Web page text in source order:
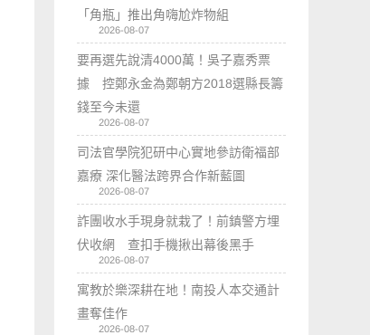
「角瓶」推出角嗨尬炸物組
2026-08-07
要再選先說清4000萬！吳子嘉秀票
據 控鄭永金為鄭朝方2018選縣長籌
錢至今未還
2026-08-07
司法官學院犯研中心實地參訪衛福部
嘉療 深化醫法跨界合作新藍圖
2026-08-07
詐團收水手現身就栽了！前鎮警方埋
伏收網 查扣手機揪出幕後黑手
2026-08-07
寓教於樂深耕在地！南投人本交通計
畫奪佳作
2026-08-07